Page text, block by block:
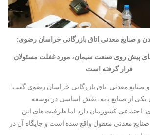
و صنایع معدنی اتاق بازرگانی خراسان رضوی:
پیش روی صنعت سیمان، مورد غفلت مسئولان
قرار گرفته است
صنایع معدنی اتاق بازرگانی خراسان رضوی گفت:
از صنایع پایه، نقش اساسی در توسعه
اجتماعی کشورمان دارد اما ظرفیت های این
معدنی مغفول واقع شده است و جایگاه آن در